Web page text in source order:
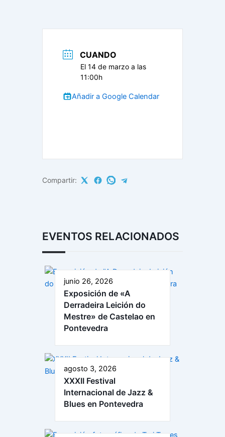
CUANDO
El 14 de marzo a las
11:00h
Añadir a Google Calendar
Compartir:
EVENTOS RELACIONADOS
junio 26, 2026
Exposición de «A
Derradeira Leición do
Mestre» de Castelao en
Pontevedra
agosto 3, 2026
XXXII Festival
Internacional de Jazz &
Blues en Pontevedra